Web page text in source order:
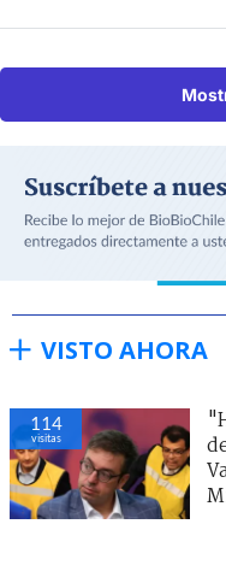
VISTO AHORA
114
visitas